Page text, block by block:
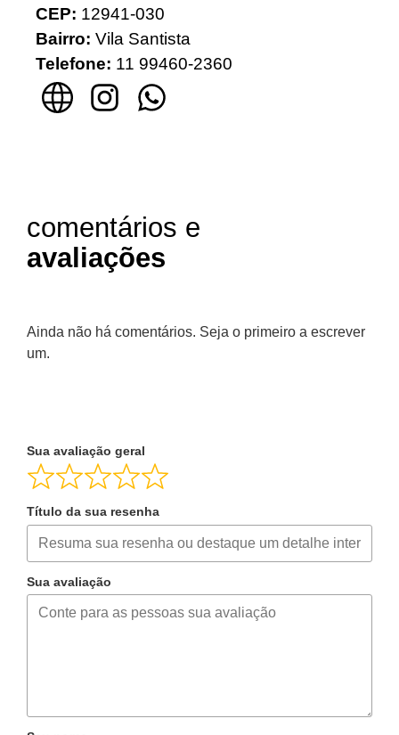
CEP: 12941-030
Bairro: Vila Santista
Telefone: 11 99460-2360
comentários e
avaliações
Ainda não há comentários. Seja o primeiro a escrever
um.
Sua avaliação geral
Título da sua resenha
Sua avaliação